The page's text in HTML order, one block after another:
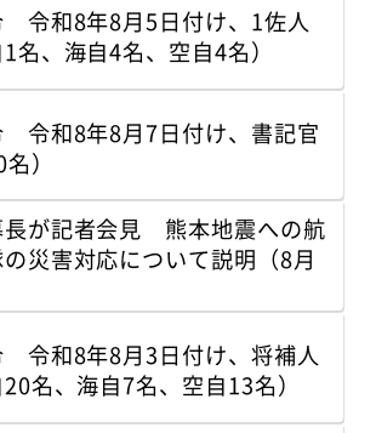
令和8年8月5日付け、1佐人
名、海自4名、空自4名）
令和8年8月7日付け、書記官
）
長が記者会見 熊本地震への航
災害対応について説明（8月
令和8年8月3日付け、将補人
名、海自7名、空自13名）